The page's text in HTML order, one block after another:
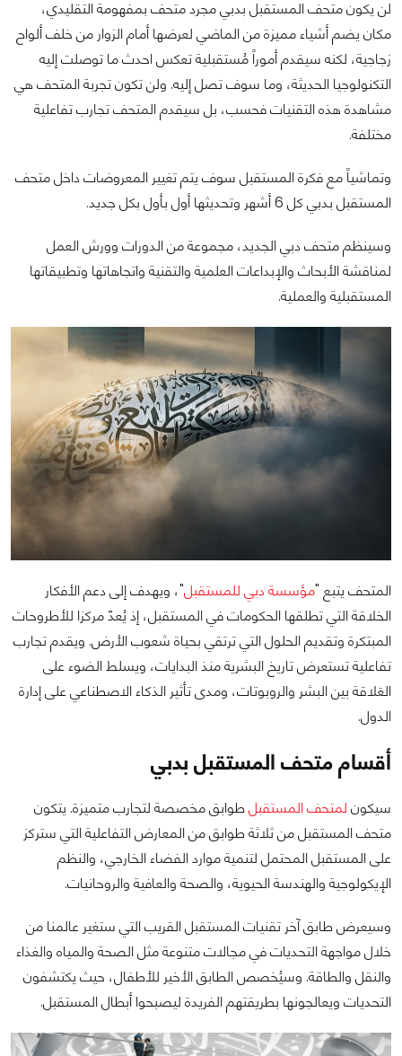
لن يكون متحف المستقبل بدبي مجرد متحف بمفهومة التقليدي،
مكان يضم أشياء مميزة من الماضي لعرضها أمام الزوار ‏من خلف ألواح
زجاجية، لكنه سيقدم أموراً مُستقبلية تعكس احدث ما توصلت إليه
التكنولوجيا الحديثة، وما سوف تصل ‏إليه. ولن تكون تجربة المتحف هي
مشاهدة هذه التقنيات فحسب، بل سيقدم المتحف تجارب تفاعلية
مختلفة.‏
وتماشياً مع فكرة المستقبل سوف يتم تغيير المعروضات داخل متحف
المستقبل بدبي كل 6 أشهر وتحديثها أول بأول بكل ‏جديد.‏
وسينظم متحف دبي الجديد، مجموعة من الدورات وورش العمل
لمناقشة الأبحاث والإبداعات العلمية والتقنية واتجاهاتها ‏وتطبيقاتها
المستقبلية والعملية‎.‎
المتحف يتبع "مؤسسة دبي للمستقبل"، ويهدف إلى دعم الأفكار
الخلاقة التي تطلقها الحكومات في المستقبل، إذ يُعدّ ‏مركزا للأطروحات
المبتكرة وتقديم الحلول التي ترتقي بحياة شعوب الأرض‎.‎‏ ويقدم تجارب
تفاعلية تستعرض تاريخ ‏البشرية منذ البدايات، ويسلط الضوء على
العَلاقة بين البشر والروبوتات، ومدى تأثير الذكاء الاصطناعي على إدارة
‏الدول‎.‎
أقسام متحف المستقبل بدبي
سيكون لمتحف المستقبل طوابق مخصصة لتجارب متميزة. يتكون
متحف المستقبل من ثلاثة طوابق من المعارض التفاعلية ‏التي ستركز
على المستقبل المحتمل لتنمية موارد الفضاء الخارجي، والنظم
الإيكولوجية والهندسة الحيوية، والصحة ‏والعافية والروحانيات.‏
وسيعرض طابق آخر تقنيات المستقبل القريب التي ستغير عالمنا من
خلال مواجهة التحديات في مجالات متنوعة مثل ‏الصحة والمياه والغذاء
والنقل والطاقة. وسيُخصص الطابق الأخير للأطفال، حيث يكتشفون
التحديات ويعالجونها بطريقتهم ‏الفريدة ليصبحوا أبطال المستقبل.‏